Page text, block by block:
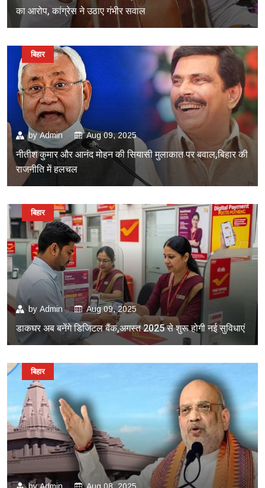
का आरोप, कांग्रेस ने उठाए गंभीर सवाल
byAdmin Aug 09, 2025
नीतीश कुमार और आनंद मोहन की सियासी मुलाकात पर बवाल,बिहार की
राजनीति में हलचल
बिहार
by Admin Aug 09, 2025
डाकघर अब बनेंगे डिजिटल बैंक,अगस्त 2025 से शुरू होगी नई सुविधाएं
बिहार
बिहार